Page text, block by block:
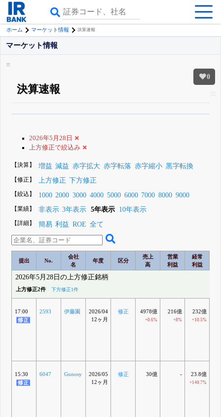
ホーム マーケット情報 決算速報
0
マーケット情報
決算速報
登録すると永久30%OFFと米株版の先行利用も付きます
2026年5月28日
上方修正で絞込み
【決算】 増益 減益 赤字拡大 赤字転落 赤字縮小 黒字転換
【修正】 上方修正 下方修正
【絞込】 1000 2000 3000 4000 5000 6000 7000 8000 9000
【業績】 非表示 3年表示 5年表示 10年表示
【詳細】 簡易 利益 ROE 全て
提出 No.
会社
名
年度 区分
売上
高
営業
利益
経常
利益
2026年5月28日の上方修正銘柄
上方修正2件 下方修正1件
17:00 2593 伊藤園
2026/04
12ヶ月
修正 4978億
+0.6%
216億
+8%
232億
+10.5%
15:30 6047 Gunosy
2026/05
12ヶ月
修正 30億 - 23.8億
+140.7%